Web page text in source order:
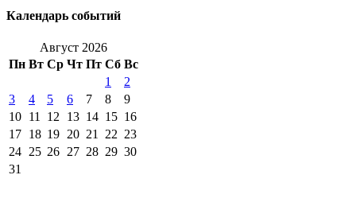
Календарь событий
Август 2026
Пн Вт Ср Чт Пт Сб Вс
1
2
3
4 5 6 7 8
9
10 11 12 13 14 15 16
17 18 19 20 21 22 23
24 25 26 27 28 29 30
31